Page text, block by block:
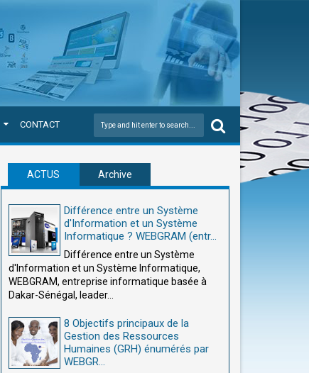
CONTACT
ACTUS Archive
Différence entre un Système
d'Information et un Système
Informatique ? WEBGRAM (entr...
Différence entre un Système
d'Information et un Système Informatique,
WEBGRAM, entreprise informatique basée à
Dakar-Sénégal, leader...
8 Objectifs principaux de la
Gestion des Ressources
Humaines (GRH) énumérés par
WEBGR...